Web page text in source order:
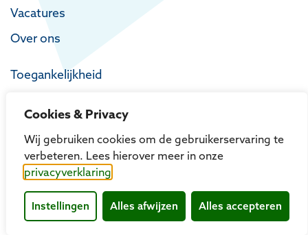
Cookies & Privacy
Wij gebruiken cookies om de gebruikerservaring te
verbeteren. Lees hierover meer in onze
privacyverklaring
Instellingen Alles afwijzen Alles accepteren
Vacatures
Over ons
Toegankelijkheid